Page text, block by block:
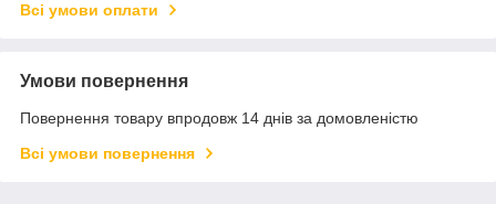
Всі умови оплати
Умови повернення
Повернення товару впродовж 14 днів за домовленістю
Всі умови повернення